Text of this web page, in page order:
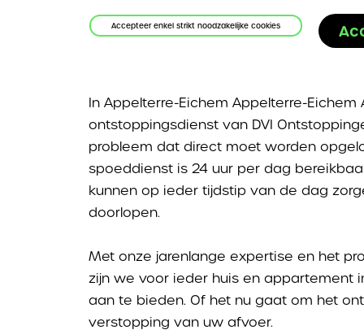
Dag en nacht paraat voor
In Appelterre-Eichem Appelterre-
ontstoppingsdienst van DVI
probleem dat direct moet worden
spoeddienst is 24 uur per dag
kunnen op ieder tijdstip van de dag
doorlopen.
Met onze jarenlange expertise en het
zijn we voor ieder huis en appartement
aan te bieden. Of het nu gaat om het
verstopping van uw afvoer.
dat de cookies uitsluitend worden gebruikt door de
website.
wilt, of uw gebruikersnaam en
kunt inloggen.
houden uw online activiteit bij om adverteerders
te tonen of om te beperken hoe vaak u
Accepteer enkel strikt noodzakelijke cookies